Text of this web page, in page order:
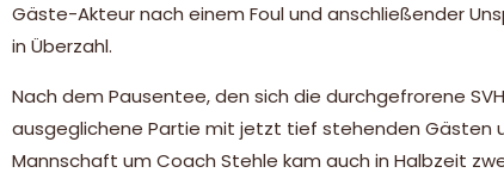
Gäste-Akteur nach einem Foul und anschließender
in Überzahl.
Nach dem Pausentee, den sich die durchgefrorene
ausgeglichene Partie mit jetzt tief stehenden Gästen
Mannschaft um Coach Stehle kam auch in Halbzeit